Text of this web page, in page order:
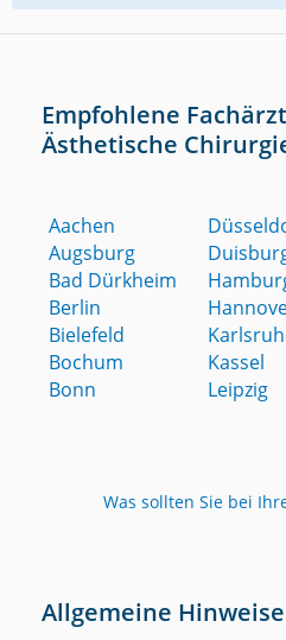
Empfohlene
Ästhetische
Aachen
Augsburg
Bad Dürkheim
Berlin
Bielefeld
Bochum
Bonn
Kassel
Leipzig
Was sollten Sie bei
Allgemeine